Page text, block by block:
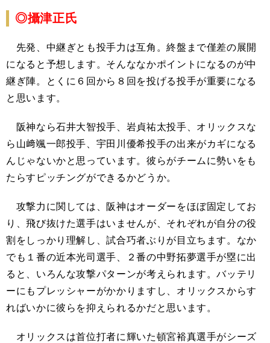
◎攝津正氏
先発、中継ぎとも投手力は互角。終盤まで僅差の展開
になると予想します。そんななかポイントになるのが中
継ぎ陣。とくに６回から８回を投げる投手が重要になる
と思います。
阪神なら石井大智投手、岩貞祐太投手、オリックスな
ら山﨑颯一郎投手、宇田川優希投手の出来がカギになる
んじゃないかと思っています。彼らがチームに勢いをも
たらすピッチングができるかどうか。
攻撃力に関しては、阪神はオーダーをほぼ固定してお
り、飛び抜けた選手はいませんが、それぞれが自分の役
割をしっかり理解し、試合巧者ぶりが目立ちます。なか
でも１番の近本光司選手、２番の中野拓夢選手が塁に出
ると、いろんな攻撃パターンが考えられます。バッテリ
ーにもプレッシャーがかかりますし、オリックスからす
ればいかに彼らを抑えられるかだと思います。
オリックスは首位打者に輝いた頓宮裕真選手がシーズ